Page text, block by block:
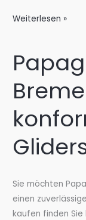
Cockatoo
bei
Gliders.de
Weiterlesen »
Sie möchten
einen
kaufen finden